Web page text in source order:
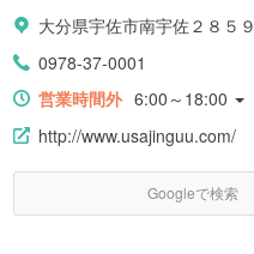
大分県宇佐市南宇佐２８５９
0978-37-0001
営業時間外 6:00～18:00
http://www.usajinguu.com/
Googleで検索